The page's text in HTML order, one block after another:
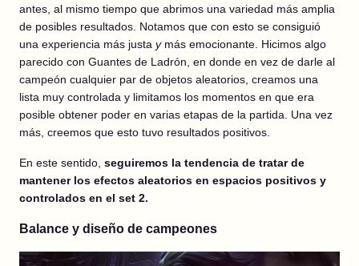
antes, al mismo tiempo que abrimos una variedad más amplia
de posibles resultados. Notamos que con esto se consiguió
una experiencia más justa ymás emocionante. Hicimos algo
parecido con Guantes de Ladrón, en donde en vez de darle al
campeón cualquier par de objetos aleatorios, creamos una
lista muy controlada y limitamos los momentos en que era
posible obtener poder en varias etapas de la partida. Una vez
más, creemos que esto tuvo resultados positivos.
En este sentido, seguiremos la tendencia de tratar de
mantener los efectos aleatorios en espacios positivos y
controlados en el set 2.
Balance y diseño de campeones